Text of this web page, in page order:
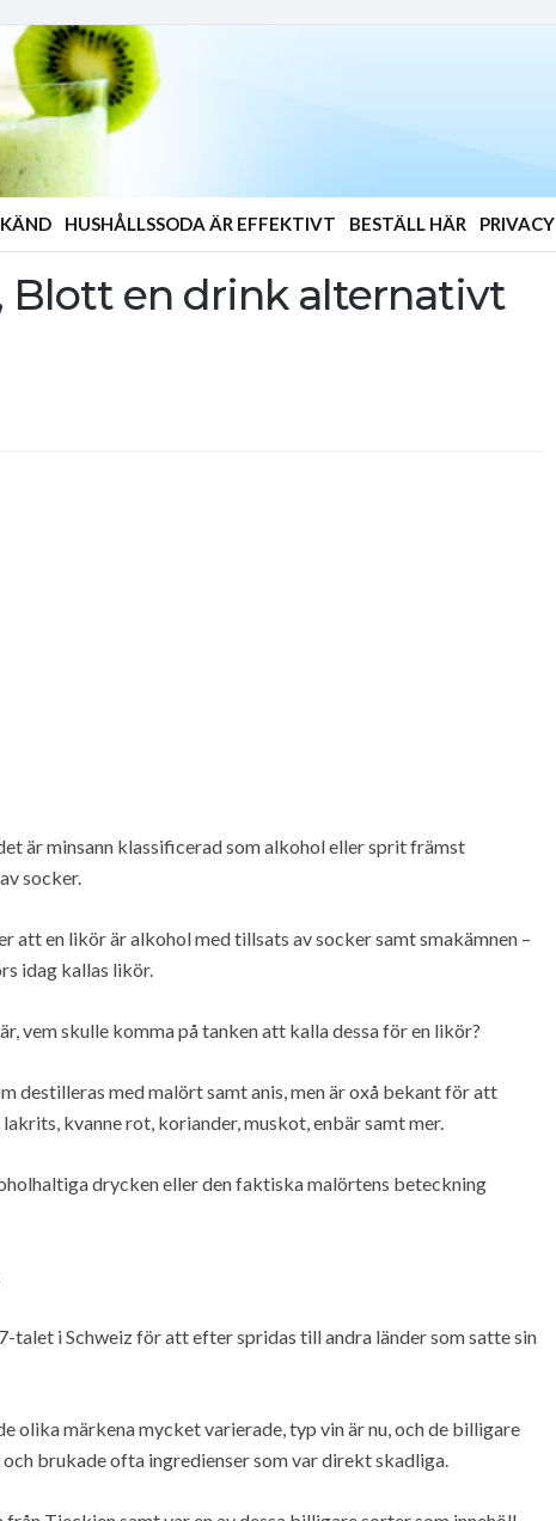
HUSHÅLLSSODA ÄR EFFEKTIVT BESTÄLL HÄR PRIVACY
Blott en drink alternativt
är minsann klassificerad som alkohol eller sprit främst
socker.
att en likör är alkohol med tillsats av socker samt smakämnen –
idag kallas likör.
vem skulle komma på tanken att kalla dessa för en likör?
destilleras med malört samt anis, men är oxå bekant för att
kvanne rot, koriander, muskot, enbär samt mer.
drycken eller den faktiska malörtens beteckning
talet i Schweiz för att efter spridas till andra länder som satte sin
olika märkena mycket varierade, typ vin är nu, och de billigare
brukade ofta ingredienser som var direkt skadliga.